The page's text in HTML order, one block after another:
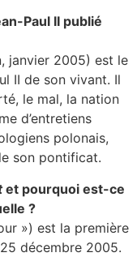
Paul II publié
janvier 2005) est le
II de son vivant. Il
le mal, la nation
d’entretiens
polonais,
son pontificat.
et pourquoi est-ce
?
») est la première
décembre 2005.